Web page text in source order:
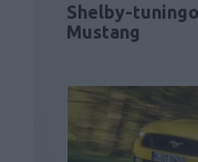
Shelby-
Mustang